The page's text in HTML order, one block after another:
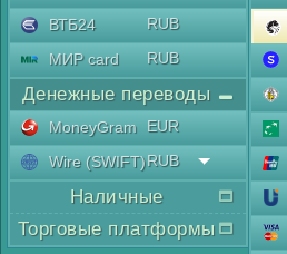
ВТБ24
RUB
МИР card
RUB
Денежные переводы
MoneyGram
EUR
Wire (SWIFT)RUB
Наличные
Торговые платформы